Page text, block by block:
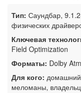
Тип: Саундбар,
физических
Ключевая
Field Optimization
Форматы: Dolby
Для кого: домашний
меломаны,